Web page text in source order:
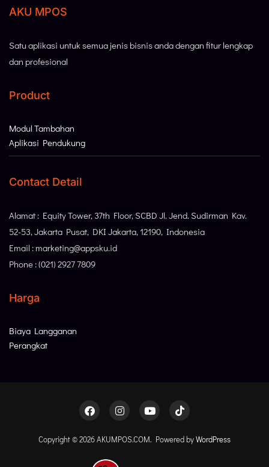
AKU MPOS
Satu aplikasi untuk semua jenis bisnis anda dengan fitur lengkap
dan profesional
Product
Modul Tambahan
Aplikasi Pendukung
Contact Detail
Alamat : Equity Tower, 37th Floor, SCBD Jl. Jend. Sudirman Kav.
52-53, Jakarta Pusat, DKI Jakarta, 12190, Indonesia
Email : marketing@appsku.id
Phone : (021) 2927 7809
Harga
Biaya Langganan
Perangkat
Copyright © 2026 AKUMPOS.COM. Powered byWordPress